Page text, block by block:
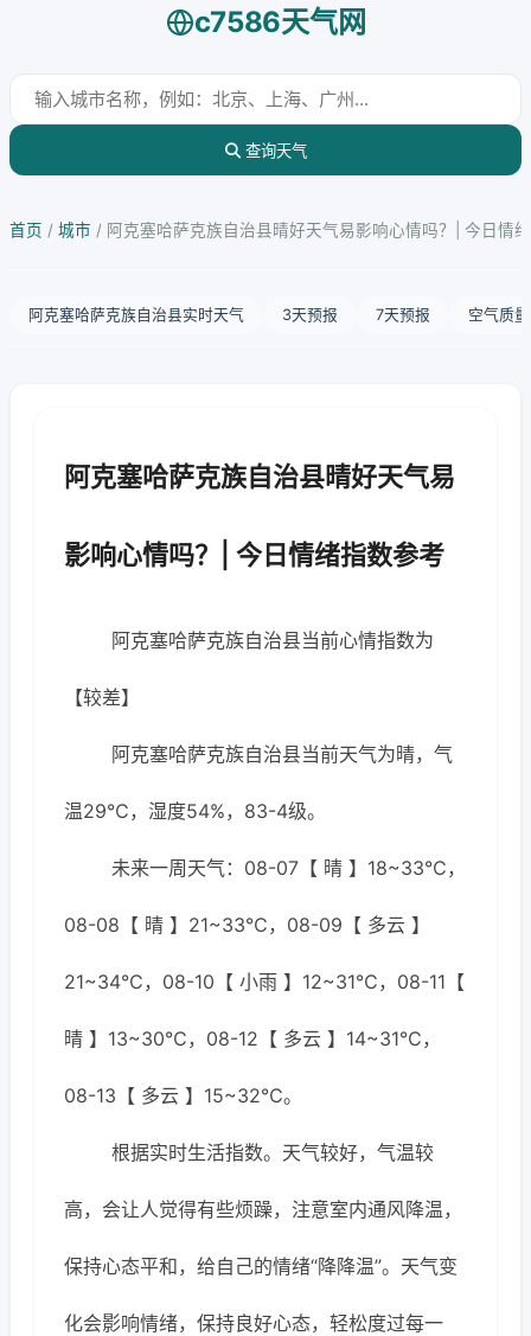
c7586天气网
查询天气
首页 / 城市 / 阿克塞哈萨克族自治县晴好天气易影响心情吗？| 今日情
阿克塞哈萨克族自治县实时天气 3天预报 7天预报 空气质量
阿克塞哈萨克族自治县晴好天气易
影响心情吗？| 今日情绪指数参考
阿克塞哈萨克族自治县当前心情指数为
【较差】
阿克塞哈萨克族自治县当前天气为晴，气
温29℃，湿度54%，83-4级。
未来一周天气：08-07【 晴 】18~33℃，
08-08【 晴 】21~33℃，08-09【 多云 】
21~34℃，08-10【 小雨 】12~31℃，08-11【
晴 】13~30℃，08-12【 多云 】14~31℃，
08-13【 多云 】15~32℃。
根据实时生活指数。天气较好，气温较
高，会让人觉得有些烦躁，注意室内通风降温，
保持心态平和，给自己的情绪“降降温”。天气变
化会影响情绪，保持良好心态，轻松度过每一